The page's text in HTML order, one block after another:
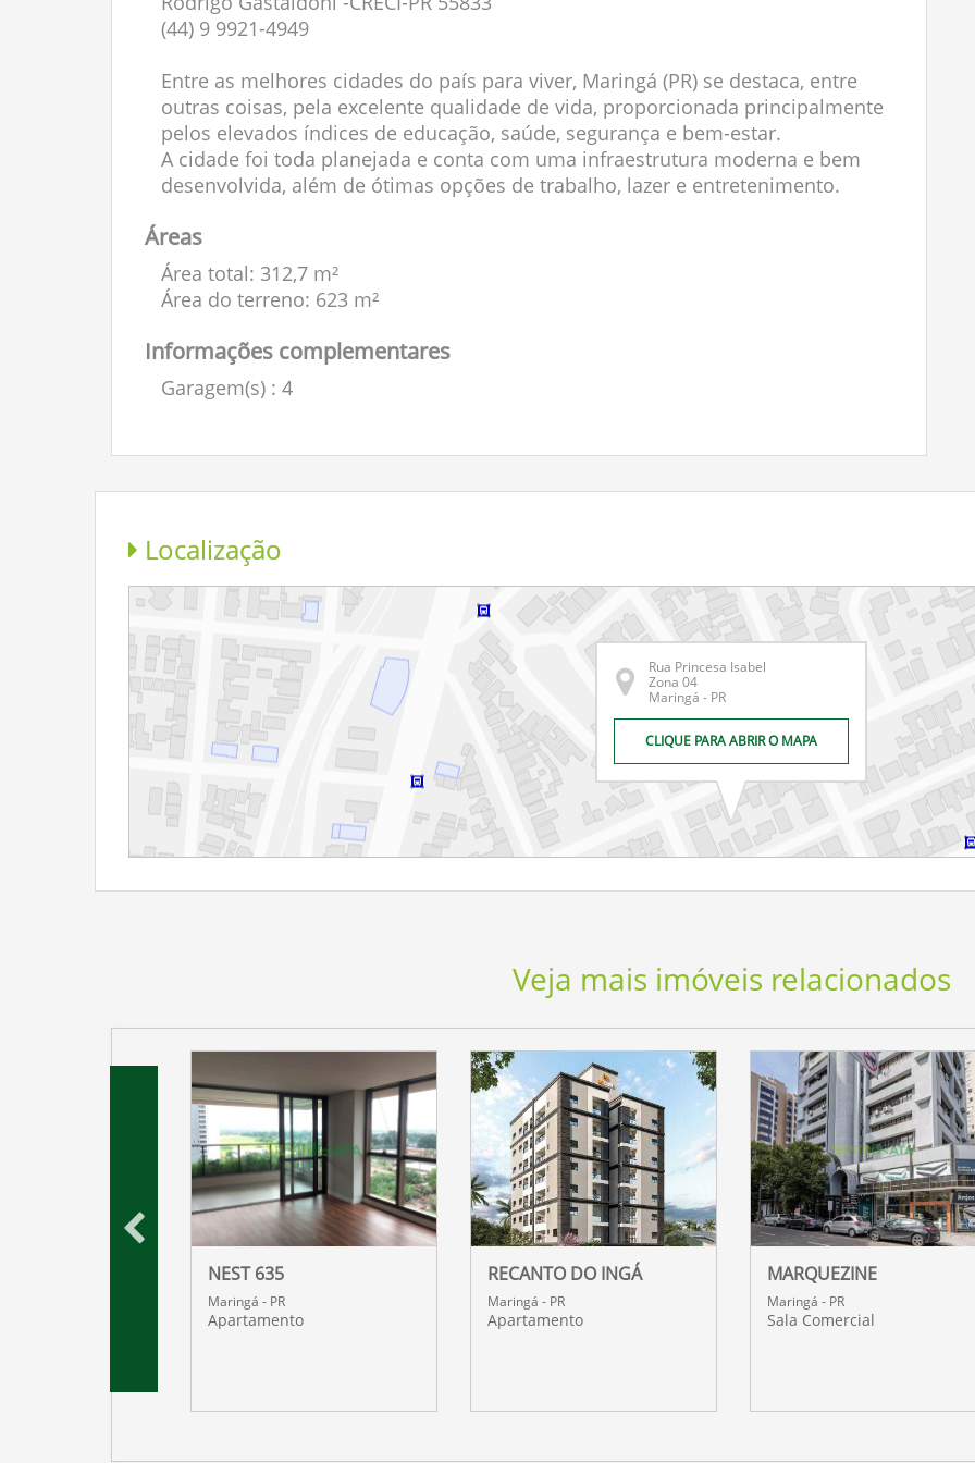
(44) 9 9921-4949
Entre as melhores cidades do país para viver, Maringá (PR) se destaca, entre
outras coisas, pela excelente qualidade de vida, proporcionada principalmente
pelos elevados índices de educação, saúde, segurança e bem-estar.
A cidade foi toda planejada e conta com uma infraestrutura moderna e bem
desenvolvida, além de ótimas opções de trabalho, lazer e entretenimento.
Áreas
Área total: 312,7 m²
Área do terreno: 623 m²
Informações complementares
Garagem(s) : 4
Localização
Rua Princesa Isabel
Zona 04
Maringá - PR
CLIQUE PARA ABRIR O MAPA
Veja mais imóveis relacionados
NEST 635
Maringá - PR
Apartamento
RECANTO DO INGÁ
Maringá - PR
Apartamento
MARQUEZINE
Maringá - PR
Sala Comercial